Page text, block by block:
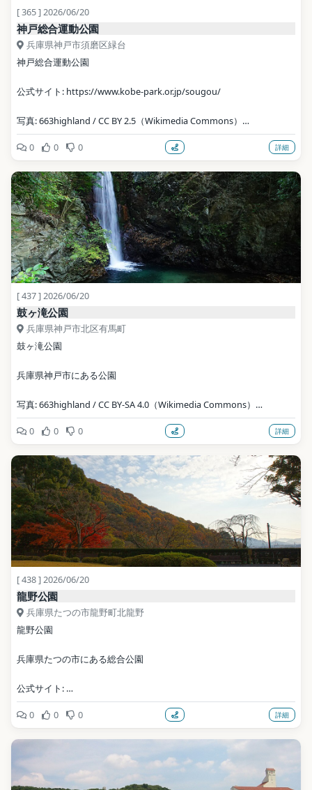
[ 365 ] 2026/06/20
神戸総合運動公園
兵庫県神戸市須磨区緑台
神戸総合運動公園
公式サイト: https://www.kobe-park.or.jp/sougou/
写真: 663highland / CC BY 2.5（Wikimedia Commons）
地点データ: Wikidata (CC0)
0 0 0 詳細
[ 437 ] 2026/06/20
鼓ヶ滝公園
兵庫県神戸市北区有馬町
鼓ヶ滝公園
兵庫県神戸市にある公園
写真: 663highland / CC BY-SA 4.0（Wikimedia Commons）
地点データ: Wikidata (CC0)
0 0 0 詳細
[ 438 ] 2026/06/20
龍野公園
兵庫県たつの市龍野町北龍野
龍野公園
兵庫県たつの市にある総合公園
公式サイト:
https://www.city.tatsuno.lg.jp/toshikeikaku/toshiseibi/tatsunokoen
.html
写真: 663highland / CC BY 2.5（Wikimedia Commons）
地点データ: Wikidata (CC0)
0 0 0 詳細